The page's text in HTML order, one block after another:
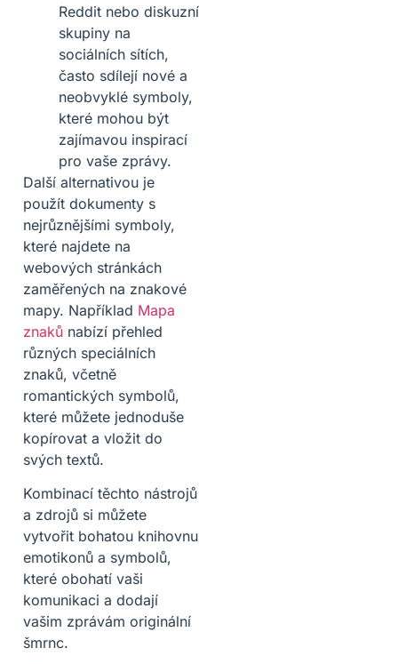
Reddit nebo diskuzní
skupiny na
sociálních sítích,
často sdílejí nové a
neobvyklé symboly,
které mohou být
zajímavou inspirací
pro vaše zprávy.
Další alternativou je
použít dokumenty s
nejrůznějšími symboly,
které najdete na
webových stránkách
zaměřených na znakové
mapy. Například Mapa
znaků nabízí přehled
různých speciálních
znaků, včetně
romantických symbolů,
které můžete jednoduše
kopírovat a vložit do
svých textů.
Kombinací těchto nástrojů
a zdrojů si můžete
vytvořit bohatou knihovnu
emotikonů a symbolů,
které obohatí vaši
komunikaci a dodají
vašim zprávám originální
šmrnc.